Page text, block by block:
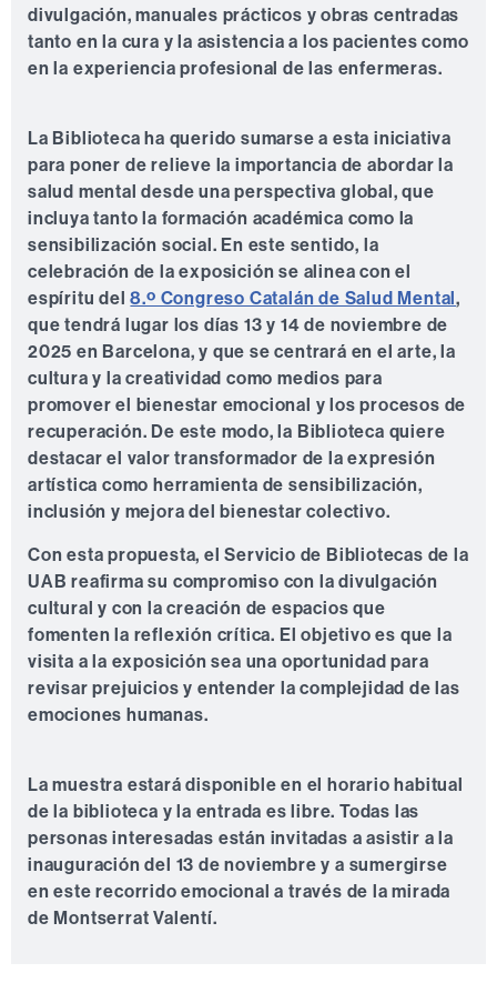
divulgación, manuales prácticos y obras centradas
tanto en la cura y la asistencia a los pacientes como
en la experiencia profesional de las enfermeras.
La Biblioteca ha querido sumarse a esta iniciativa
para poner de relieve la importancia de abordar la
salud mental desde una perspectiva global, que
incluya tanto la formación académica como la
sensibilización social. En este sentido, la
celebración de la exposición se alinea con el
espíritu del 8.º Congreso Catalán de Salud Mental,
que tendrá lugar los días 13 y 14 de noviembre de
2025 en Barcelona, y que se centrará en el arte, la
cultura y la creatividad como medios para
promover el bienestar emocional y los procesos de
recuperación. De este modo, la Biblioteca quiere
destacar el valor transformador de la expresión
artística como herramienta de sensibilización,
inclusión y mejora del bienestar colectivo.
Con esta propuesta, el Servicio de Bibliotecas de la
UAB reafirma su compromiso con la divulgación
cultural y con la creación de espacios que
fomenten la reflexión crítica. El objetivo es que la
visita a la exposición sea una oportunidad para
revisar prejuicios y entender la complejidad de las
emociones humanas.
La muestra estará disponible en el horario habitual
de la biblioteca y la entrada es libre. Todas las
personas interesadas están invitadas a asistir a la
inauguración del 13 de noviembre y a sumergirse
en este recorrido emocional a través de la mirada
de Montserrat Valentí.